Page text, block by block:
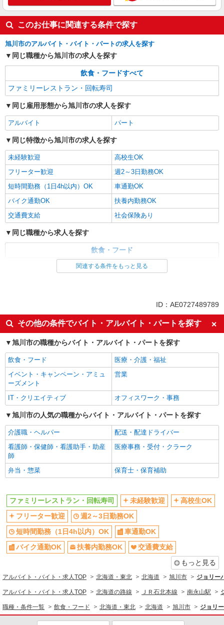
このお仕事に関連する条件で探す
旭川市のアルバイト・バイト・パートの求人を探す
同じ職種から旭川市の求人を探す
飲食・フードすべて
ファミリーレストラン・回転寿司
同じ雇用形態から旭川市の求人を探す
アルバイト パート
同じ特徴から旭川市の求人を探す
未経験歓迎
高校生OK
フリーター歓迎
週2～3日勤務OK
短時間勤務（1日4h以内）OK
車通勤OK
バイク通勤OK
扶養内勤務OK
交通費支給
社会保険あり
同じ職種から求人を探す
飲食・フード
同じ特徴から求人を探す
車通勤OK
扶養内勤務OK
交通費支給
社会保険あり
関連する条件をもっと見る
ID：AE0727489789
その他の条件でバイト・アルバイト・パートを探す
旭川市の職種からバイト・アルバイト・パートを探す
飲食・フード
医療・介護・福祉
イベント・キャンペーン・アミュ
ーズメント
営業
IT・クリエイティブ オフィスワーク・事務
旭川市の人気の職種からバイト・アルバイト・パートを探す
介護職・ヘルパー
配送・配達ドライバー
看護師・保健師・看護助手・助産
師
医療事務・受付・クラーク
弁当・惣菜 保育士・保育補助
ファミリーレストラン・回転寿司 未経験歓迎
高校生OK
フリーター歓迎
週2～3日勤務OK
短時間勤務（1日4h以内）OK
車通勤OK
バイク通勤OK
扶養内勤務OK
交通費支給
もっと見る
アルバイト・バイト・求人TOP 北海道・東北 北海道 旭川市 ジョリー
アルバイト・バイト・求人TOP 北海道の路線 ＪＲ石北本線 南永山駅
職種・条件一覧 飲食・フード 北海道・東北 北海道 旭川市 ジョリ